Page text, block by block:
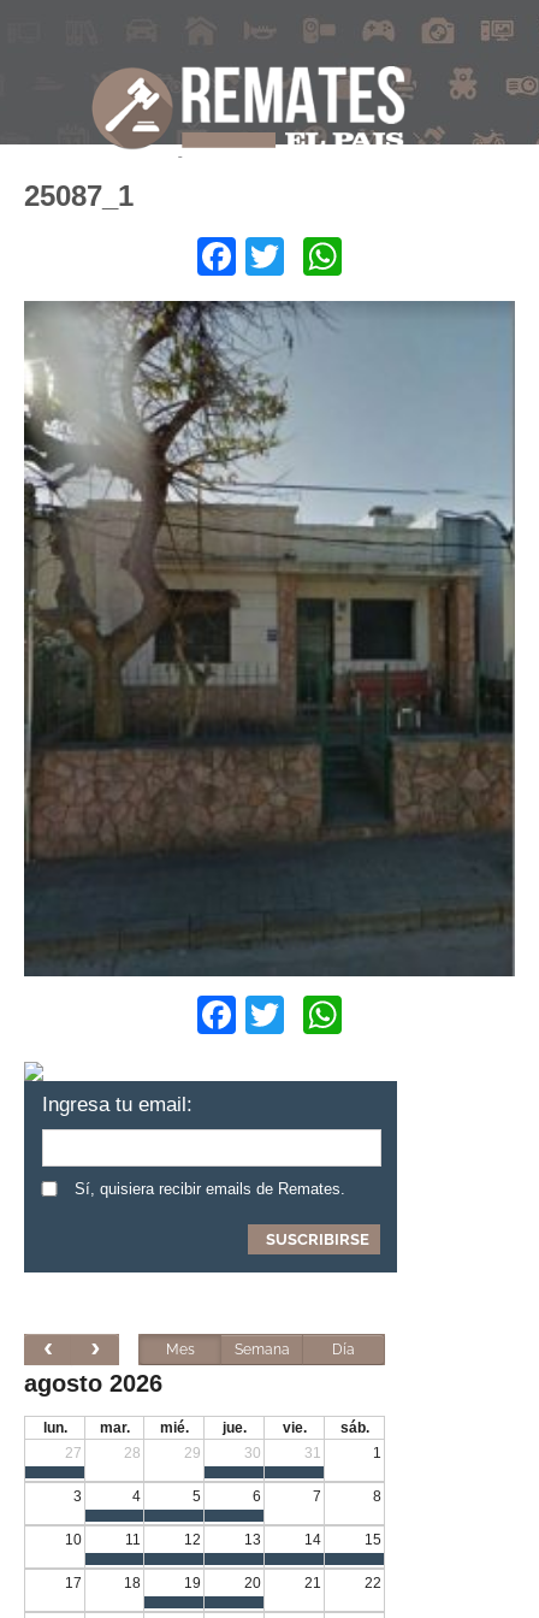
25087_1
Facebook
Twitter
Facebook
Twitter
Ingresa tu email:
Sí, quisiera recibir emails de Remates.
Mes Semana Día
agosto 2026
lun. mar. mié. jue. vie.
sáb.
27
28 29 30 31 1
3 4 5 6 7 8
10 11 12 13 14 15
17 18 19 20 21 22